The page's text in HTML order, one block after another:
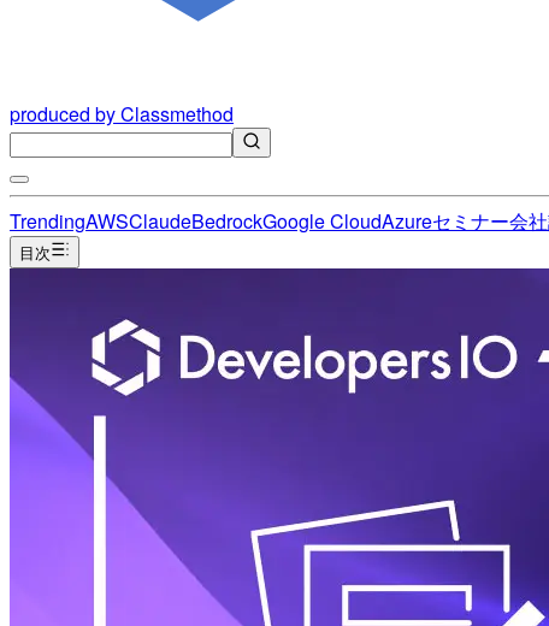
produced by Classmethod
TrendingAWSClaudeBedrockGoogle CloudAzureセミナー会
目次